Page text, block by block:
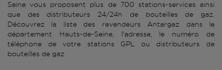
Seine vous proposent plus de 700 stations-services ainsi
que des distributeurs 24/24h de bouteilles de gaz.
Découvrez la liste des revendeurs Antargaz dans le
département Hauts-de-Seine, l'adresse, le numéro de
téléphone de votre stations GPL ou distributeurs de
bouteilles de gaz.